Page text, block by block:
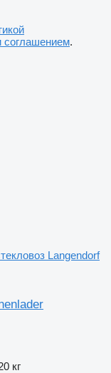
соглашением.
Langendorf
кг